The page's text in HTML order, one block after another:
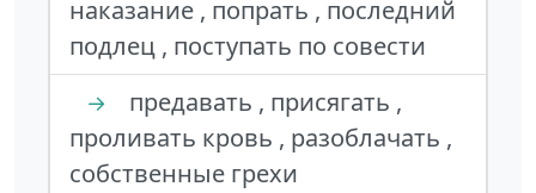
наказание , попрать , последний
подлец , поступать по совести
→
предавать , присягать ,
проливать кровь , разоблачать ,
собственные грехи